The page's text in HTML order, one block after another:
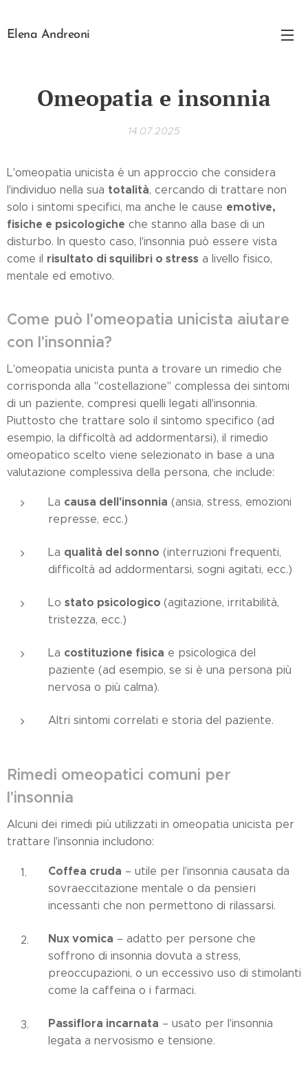
Elena Andreoni
Omeopatia e insonnia
14.07.2025
L'omeopatia unicista è un approccio che considera
l'individuo nella sua totalità, cercando di trattare non
solo i sintomi specifici, ma anche le cause emotive,
fisiche e psicologiche che stanno alla base di un
disturbo. In questo caso, l'insonnia può essere vista
come il risultato di squilibri o stress a livello fisico,
mentale ed emotivo.
Come può l'omeopatia unicista aiutare
con l'insonnia?
L'omeopatia unicista punta a trovare un rimedio che
corrisponda alla "costellazione" complessa dei sintomi
di un paziente, compresi quelli legati all'insonnia.
Piuttosto che trattare solo il sintomo specifico (ad
esempio, la difficoltà ad addormentarsi), il rimedio
omeopatico scelto viene selezionato in base a una
valutazione complessiva della persona, che include:
La causa dell'insonnia (ansia, stress, emozioni
represse, ecc.)
La qualità del sonno (interruzioni frequenti,
difficoltà ad addormentarsi, sogni agitati, ecc.)
Lo stato psicologico (agitazione, irritabilità,
tristezza, ecc.)
La costituzione fisica e psicologica del
paziente (ad esempio, se si è una persona più
nervosa o più calma).
Altri sintomi correlati e storia del paziente.
Rimedi omeopatici comuni per
l'insonnia
Alcuni dei rimedi più utilizzati in omeopatia unicista per
trattare l'insonnia includono:
Coffea cruda – utile per l'insonnia causata da
sovraeccitazione mentale o da pensieri
incessanti che non permettono di rilassarsi.
Nux vomica – adatto per persone che
soffrono di insonnia dovuta a stress,
preoccupazioni, o un eccessivo uso di stimolanti
come la caffeina o i farmaci.
Passiflora incarnata – usato per l'insonnia
legata a nervosismo e tensione.